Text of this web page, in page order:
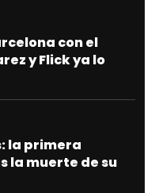
con el
y Flick ya lo
la primera
la muerte de su